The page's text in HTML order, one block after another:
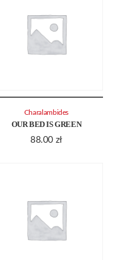
OUR BED IS GREEN
88.00 zł
Charalambides